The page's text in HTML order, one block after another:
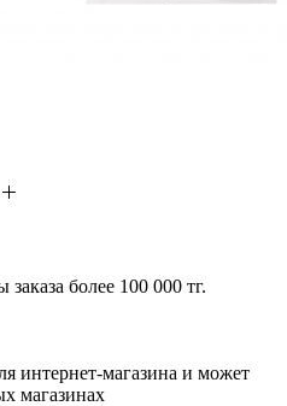
более 100 000 тг.
интернет-магазина и может
магазинах